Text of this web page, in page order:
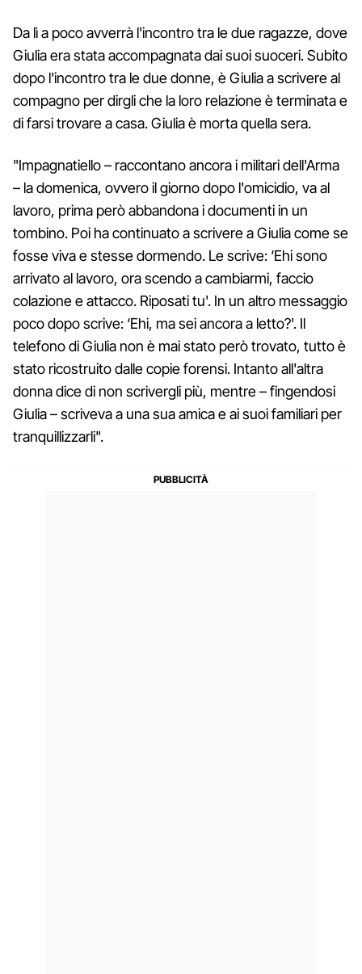
Da lì a poco avverrà l'incontro tra le due ragazze, dove
Giulia era stata accompagnata dai suoi suoceri. Subito
dopo l'incontro tra le due donne, è Giulia a scrivere al
compagno per dirgli che la loro relazione è terminata e
di farsi trovare a casa. Giulia è morta quella sera.
"Impagnatiello – raccontano ancora i militari dell'Arma
– la domenica, ovvero il giorno dopo l'omicidio, va al
lavoro, prima però abbandona i documenti in un
tombino. Poi ha continuato a scrivere a Giulia come se
fosse viva e stesse dormendo. Le scrive: ‘Ehi sono
arrivato al lavoro, ora scendo a cambiarmi, faccio
colazione e attacco. Riposati tu'. In un altro messaggio
poco dopo scrive: ‘Ehi, ma sei ancora a letto?'. Il
telefono di Giulia non è mai stato però trovato, tutto è
stato ricostruito dalle copie forensi. Intanto all'altra
donna dice di non scrivergli più, mentre – fingendosi
Giulia – scriveva a una sua amica e ai suoi familiari per
tranquillizzarli".